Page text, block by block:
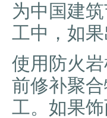
为中国建
工中，如
使用防火
前修补聚
工。如果